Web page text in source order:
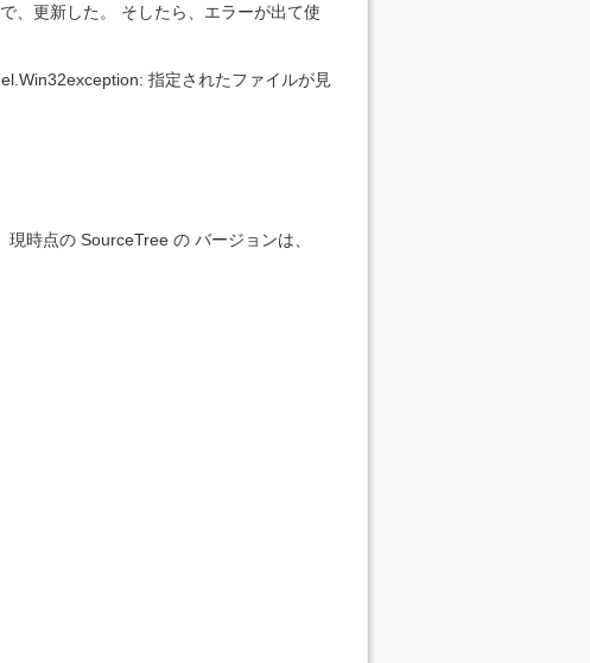
、更新した。 そしたら、エラーが出て使
指定されたファイルが見
時点の SourceTree の バージョンは、